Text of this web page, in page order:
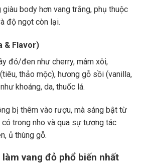
body hơn vang trắng, phụ thuộc
độ ngọt còn lại.
& Flavor)
đỏ/đen như cherry, mâm xôi,
thảo mộc), hương gỗ sồi (vanilla,
khoáng, da, thuốc lá.
bị thêm vào rượu, mà sáng bật từ
trong nho và qua sự tương tác
ủ thùng gỗ.
vang đỏ phổ biến nhất